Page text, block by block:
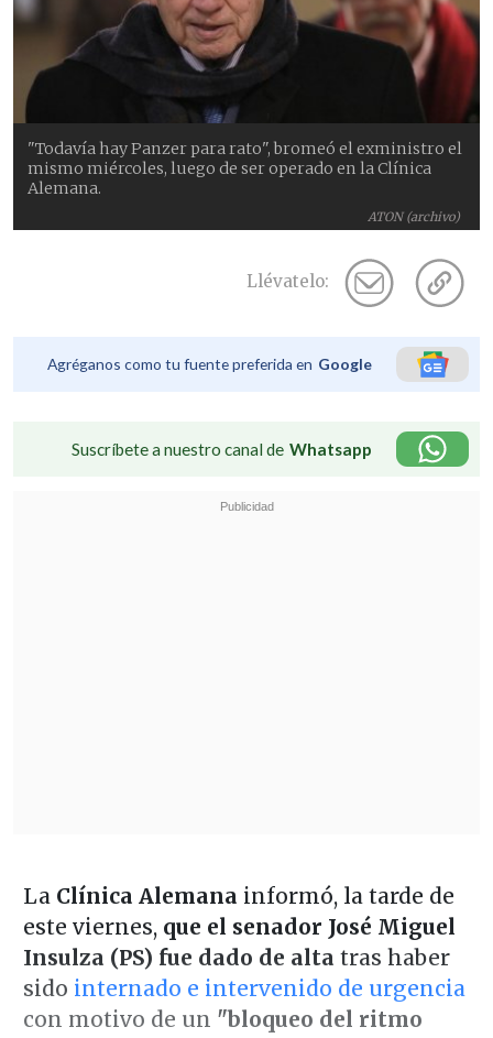
ATON (archivo)
"Todavía hay Panzer para rato", bromeó el exministro el
mismo miércoles, luego de ser operado en la Clínica
Alemana.
Llévatelo:
Agréganos como tu fuente preferida en Google
Suscríbete a nuestro canal de Whatsapp
La Clínica Alemana informó, la tarde de
este viernes, que el senador José Miguel
Insulza (PS) fue dado de alta tras haber
sido internado e intervenido de urgencia
con motivo de un "bloqueo del ritmo